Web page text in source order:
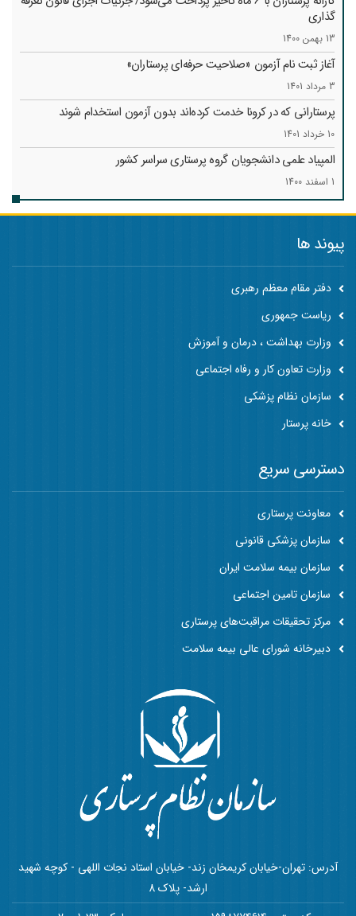
گذاری
13 بهمن 1400
آغاز ثبت نام آزمون «صلاحیت حرفه‌ای پرستاران»
3 مرداد 1401
پرستارانی که در کرونا خدمت کرد‌ه‌اند بدون آزمون استخدام شوند
10 خرداد 1401
المپیاد علمی دانشجویان گروه پرستاری سراسر کشور
1 اسفند 1400
پیوند ها
دفتر مقام معظم رهبری
ریاست جمهوری
وزارت بهداشت ، درمان و آموزش
وزارت تعاون کار و رفاه اجتماعی
سازمان نظام پزشکی
خانه پرستار
آدرس: تهران-خیابان کریمخان زند- خیابان استاد نجات اللهی - کوچه شهید
ارشد- پلاک 8
دسترسی سریع
معاونت پرستاری
سازمان پزشکی قانونی
سازمان بیمه سلامت ایران
سازمان تامین اجتماعی
مرکز تحقیقات مراقبت‌های پرستاری
دبیرخانه شورای عالی بیمه سلامت